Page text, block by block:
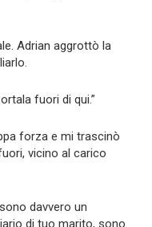
Adrian aggrottò la
fuori di qui.”
forza e mi trascinò
vicino al carico
davvero un
di tuo marito, sono